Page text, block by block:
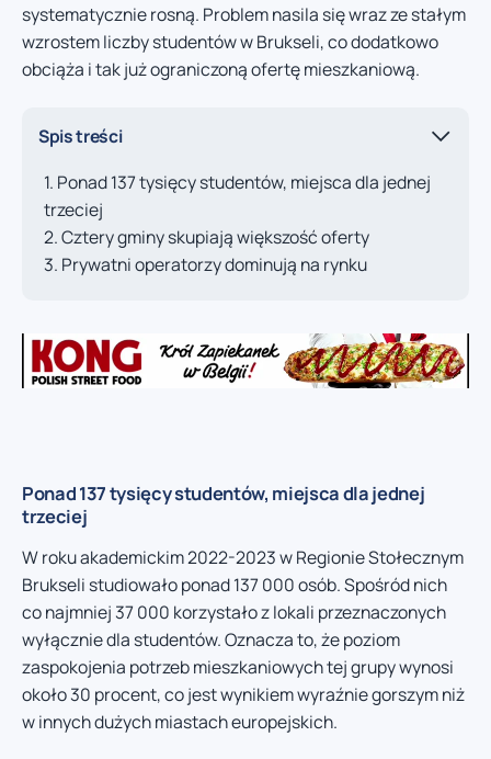
systematycznie rosną. Problem nasila się wraz ze stałym
wzrostem liczby studentów w Brukseli, co dodatkowo
obciąża i tak już ograniczoną ofertę mieszkaniową.
Spis treści
Ponad 137 tysięcy studentów, miejsca dla jednej
trzeciej
Cztery gminy skupiają większość oferty
Prywatni operatorzy dominują na rynku
Ponad 137 tysięcy studentów, miejsca dla jednej
trzeciej
W roku akademickim 2022-2023 w Regionie Stołecznym
Brukseli studiowało ponad 137 000 osób. Spośród nich
co najmniej 37 000 korzystało z lokali przeznaczonych
wyłącznie dla studentów. Oznacza to, że poziom
zaspokojenia potrzeb mieszkaniowych tej grupy wynosi
około 30 procent, co jest wynikiem wyraźnie gorszym niż
w innych dużych miastach europejskich.